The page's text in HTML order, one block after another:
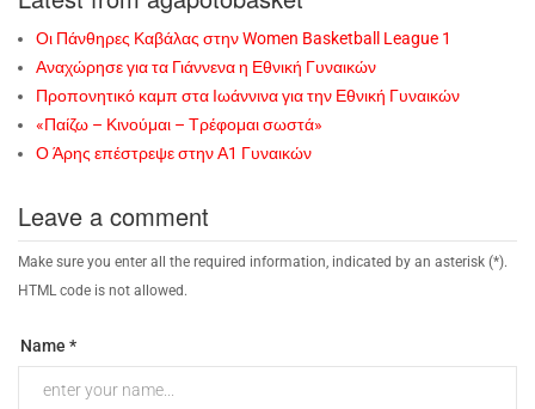
Οι Πάνθηρες Καβάλας στην Women Basketball League 1
Αναχώρησε για τα Γιάννενα η Εθνική Γυναικών
Προπονητικό καμπ στα Ιωάννινα για την Εθνική Γυναικών
«Παίζω – Κινούμαι – Τρέφομαι σωστά»
Ο Άρης επέστρεψε στην Α1 Γυναικών
Leave a comment
Make sure you enter all the required information, indicated by an asterisk (*).
HTML code is not allowed.
Name *